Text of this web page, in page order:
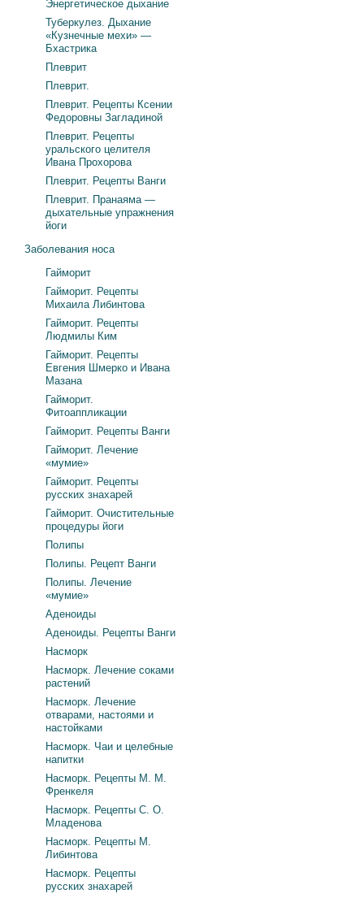
Энергетическое дыхание
Туберкулез. Дыхание
«Кузнечные мехи» —
Бхастрика
Плеврит
Плеврит.
Плеврит. Рецепты Ксении
Федоровны Загладиной
Плеврит. Рецепты
уральского целителя
Ивана Прохорова
Плеврит. Рецепты Ванги
Плеврит. Пранаяма —
дыхательные упражнения
йоги
Заболевания носа
Гайморит
Гайморит. Рецепты
Михаила Либинтова
Гайморит. Рецепты
Людмилы Ким
Гайморит. Рецепты
Евгения Шмерко и Ивана
Мазана
Гайморит.
Фитоаппликации
Гайморит. Рецепты Ванги
Гайморит. Лечение
«мумие»
Гайморит. Рецепты
русских знахарей
Гайморит. Очистительные
процедуры йоги
Полипы
Полипы. Рецепт Ванги
Полипы. Лечение
«мумие»
Аденоиды
Аденоиды. Рецепты Ванги
Насморк
Насморк. Лечение соками
растений
Насморк. Лечение
отварами, настоями и
настойками
Насморк. Чаи и целебные
напитки
Насморк. Рецепты М. М.
Френкеля
Насморк. Рецепты С. О.
Младенова
Насморк. Рецепты М.
Либинтова
Насморк. Рецепты
русских знахарей